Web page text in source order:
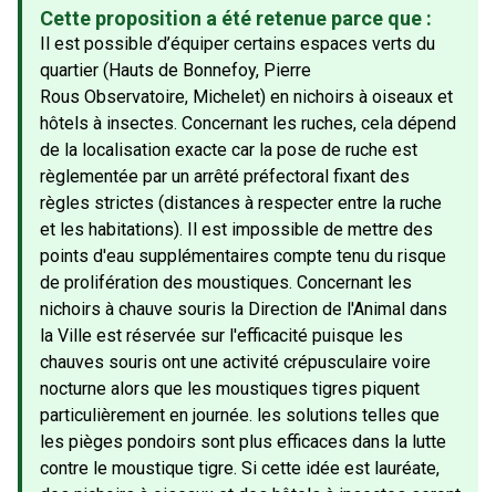
Cette proposition a été retenue parce que :
Il est possible d’équiper certains espaces verts du
quartier (Hauts de Bonnefoy, Pierre
Rous Observatoire, Michelet) en nichoirs à oiseaux et
hôtels à insectes. Concernant les ruches, cela dépend
de la localisation exacte car la pose de ruche est
règlementée par un arrêté préfectoral fixant des
règles strictes (distances à respecter entre la ruche
et les habitations). Il est impossible de mettre des
points d'eau supplémentaires compte tenu du risque
de prolifération des moustiques. Concernant les
nichoirs à chauve souris la Direction de l'Animal dans
la Ville est réservée sur l'efficacité puisque les
chauves souris ont une activité crépusculaire voire
nocturne alors que les moustiques tigres piquent
particulièrement en journée. les solutions telles que
les pièges pondoirs sont plus efficaces dans la lutte
contre le moustique tigre. Si cette idée est lauréate,